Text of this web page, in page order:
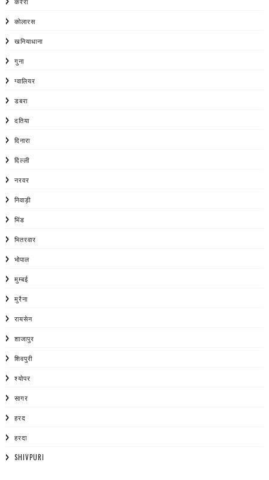
कोलारस
खनियाधाना
गुना
ग्वालियर
डबरा
दतिया
दिनारा
दिल्ली
नरवर
निवाड़ी
भिंड
भितरवार
भोपाल
मुम्बई
मुरैना
रायसेन
शाजापुर
शिवपुरी
श्योपर
सागर
हरद
हरदा
SHIVPURI